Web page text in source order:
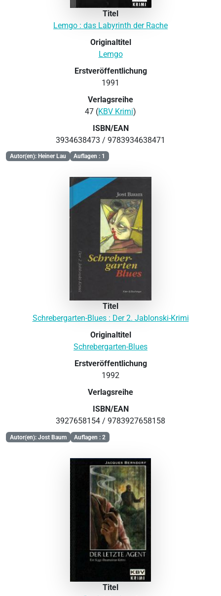
Titel
Lemgo : das Labyrinth der Rache
Originaltitel
Lemgo
Erstveröffentlichung
1991
Verlagsreihe
47 (KBV Krimi)
ISBN/EAN
3934638473 / 9783934638471
Autor(en): Heiner Lau Auflagen : 1
Titel
Schrebergarten-Blues : Der 2. Jablonski-Krimi
Originaltitel
Schrebergarten-Blues
Erstveröffentlichung
1992
Verlagsreihe
ISBN/EAN
3927658154 / 9783927658158
Autor(en): Jost Baum Auflagen : 2
Titel